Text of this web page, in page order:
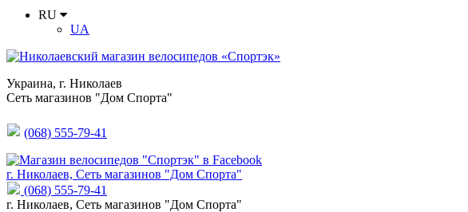
RU
UA
Украина, г. Николаев
Сеть магазинов "Дом Спорта"
(068) 555-79-41
г. Николаев, Сеть магазинов "Дом Спорта"
(068) 555-79-41
г. Николаев, Сеть магазинов "Дом Спорта"